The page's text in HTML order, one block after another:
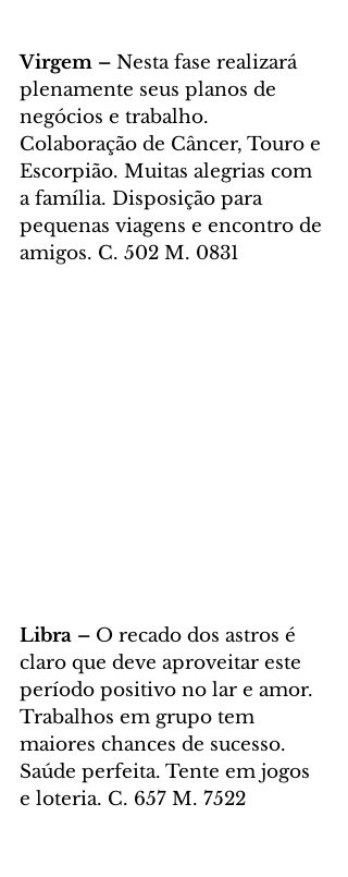
Virgem – Nesta fase realizará
plenamente seus planos de
negócios e trabalho.
Colaboração de Câncer, Touro e
Escorpião. Muitas alegrias com
a família. Disposição para
pequenas viagens e encontro de
amigos. C. 502 M. 0831
Libra – O recado dos astros é
claro que deve aproveitar este
período positivo no lar e amor.
Trabalhos em grupo tem
maiores chances de sucesso.
Saúde perfeita. Tente em jogos
e loteria. C. 657 M. 7522